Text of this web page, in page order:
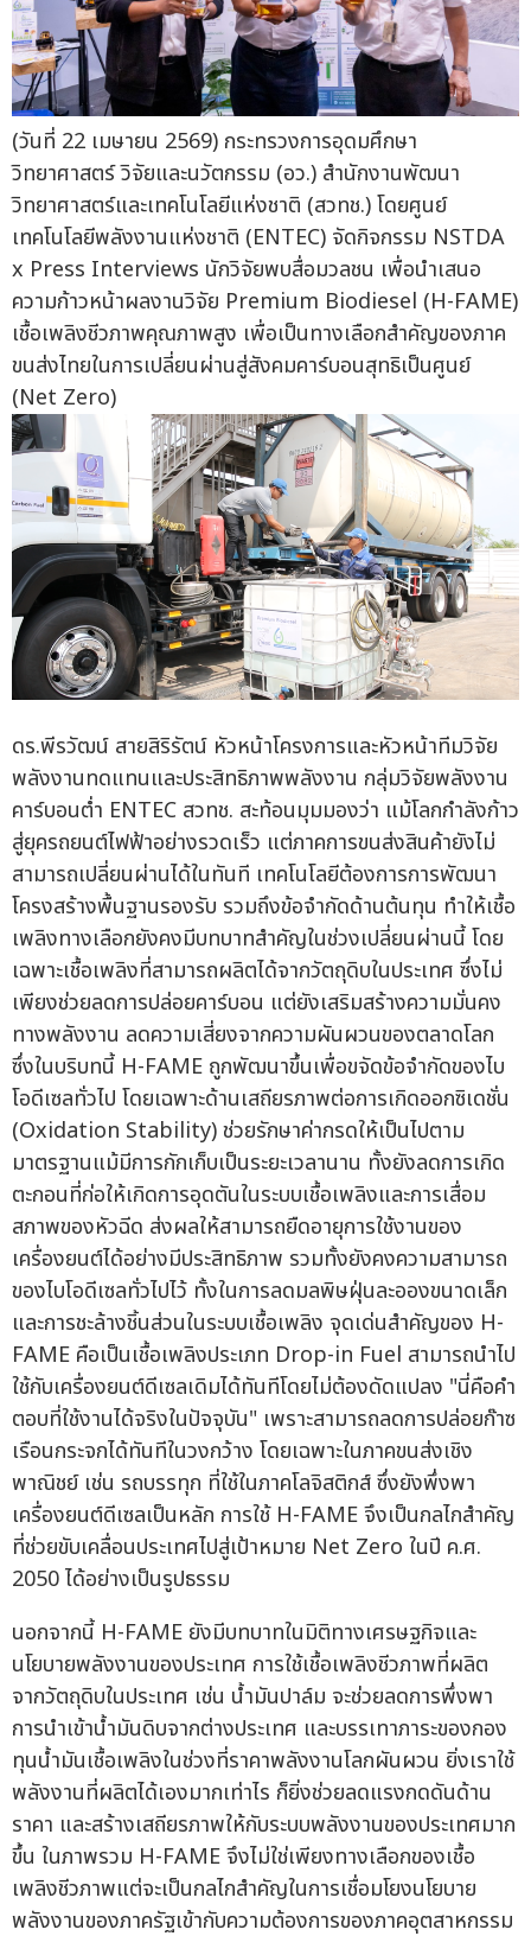
(วันที่ 22 เมษายน 2569) กระทรวงการอุดมศึกษา
วิทยาศาสตร์ วิจัยและนวัตกรรม (อว.) สำนักงานพัฒนา
วิทยาศาสตร์และเทคโนโลยีแห่งชาติ (สวทช.) โดยศูนย์
เทคโนโลยีพลังงานแห่งชาติ (ENTEC) จัดกิจกรรม NSTDA
x Press Interviews นักวิจัยพบสื่อมวลชน เพื่อนำเสนอ
ความก้าวหน้าผลงานวิจัย Premium Biodiesel (H-FAME)
เชื้อเพลิงชีวภาพคุณภาพสูง เพื่อเป็นทางเลือกสำคัญของภาค
ขนส่งไทยในการเปลี่ยนผ่านสู่สังคมคาร์บอนสุทธิเป็นศูนย์
(Net Zero)
ดร.พีรวัฒน์ สายสิริรัตน์ หัวหน้าโครงการและหัวหน้าทีมวิจัย
พลังงานทดแทนและประสิทธิภาพพลังงาน กลุ่มวิจัยพลังงาน
คาร์บอนต่ำ ENTEC สวทช. สะท้อนมุมมองว่า แม้โลกกำลังก้าว
สู่ยุครถยนต์ไฟฟ้าอย่างรวดเร็ว แต่ภาคการขนส่งสินค้ายังไม่
สามารถเปลี่ยนผ่านได้ในทันที เทคโนโลยีต้องการการพัฒนา
โครงสร้างพื้นฐานรองรับ รวมถึงข้อจำกัดด้านต้นทุน ทำให้เชื้อ
เพลิงทางเลือกยังคงมีบทบาทสำคัญในช่วงเปลี่ยนผ่านนี้ โดย
เฉพาะเชื้อเพลิงที่สามารถผลิตได้จากวัตถุดิบในประเทศ ซึ่งไม่
เพียงช่วยลดการปล่อยคาร์บอน แต่ยังเสริมสร้างความมั่นคง
ทางพลังงาน ลดความเสี่ยงจากความผันผวนของตลาดโลก
ซึ่งในบริบทนี้ H-FAME ถูกพัฒนาขึ้นเพื่อขจัดข้อจำกัดของไบ
โอดีเซลทั่วไป โดยเฉพาะด้านเสถียรภาพต่อการเกิดออกซิเดชั่น
(Oxidation Stability) ช่วยรักษาค่ากรดให้เป็นไปตาม
มาตรฐานแม้มีการกักเก็บเป็นระยะเวลานาน ทั้งยังลดการเกิด
ตะกอนที่ก่อให้เกิดการอุดตันในระบบเชื้อเพลิงและการเสื่อม
สภาพของหัวฉีด ส่งผลให้สามารถยืดอายุการใช้งานของ
เครื่องยนต์ได้อย่างมีประสิทธิภาพ รวมทั้งยังคงความสามารถ
ของไบโอดีเซลทั่วไปไว้ ทั้งในการลดมลพิษฝุ่นละอองขนาดเล็ก
และการชะล้างชิ้นส่วนในระบบเชื้อเพลิง จุดเด่นสำคัญของ H-
FAME คือเป็นเชื้อเพลิงประเภท Drop-in Fuel สามารถนำไป
ใช้กับเครื่องยนต์ดีเซลเดิมได้ทันทีโดยไม่ต้องดัดแปลง "นี่คือคำ
ตอบที่ใช้งานได้จริงในปัจจุบัน" เพราะสามารถลดการปล่อยก๊าซ
เรือนกระจกได้ทันทีในวงกว้าง โดยเฉพาะในภาคขนส่งเชิง
พาณิชย์ เช่น รถบรรทุก ที่ใช้ในภาคโลจิสติกส์ ซึ่งยังพึ่งพา
เครื่องยนต์ดีเซลเป็นหลัก การใช้ H-FAME จึงเป็นกลไกสำคัญ
ที่ช่วยขับเคลื่อนประเทศไปสู่เป้าหมาย Net Zero ในปี ค.ศ.
2050 ได้อย่างเป็นรูปธรรม
นอกจากนี้ H-FAME ยังมีบทบาทในมิติทางเศรษฐกิจและ
นโยบายพลังงานของประเทศ การใช้เชื้อเพลิงชีวภาพที่ผลิต
จากวัตถุดิบในประเทศ เช่น น้ำมันปาล์ม จะช่วยลดการพึ่งพา
การนำเข้าน้ำมันดิบจากต่างประเทศ และบรรเทาภาระของกอง
ทุนน้ำมันเชื้อเพลิงในช่วงที่ราคาพลังงานโลกผันผวน ยิ่งเราใช้
พลังงานที่ผลิตได้เองมากเท่าไร ก็ยิ่งช่วยลดแรงกดดันด้าน
ราคา และสร้างเสถียรภาพให้กับระบบพลังงานของประเทศมาก
ขึ้น ในภาพรวม H-FAME จึงไม่ใช่เพียงทางเลือกของเชื้อ
เพลิงชีวภาพแต่จะเป็นกลไกสำคัญในการเชื่อมโยงนโยบาย
พลังงานของภาครัฐเข้ากับความต้องการของภาคอุตสาหกรรม